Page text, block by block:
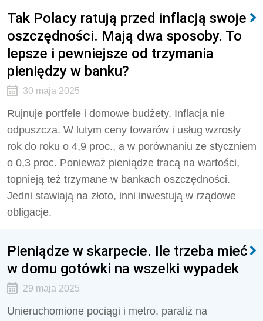
Tak Polacy ratują przed inflacją swoje
oszczędności. Mają dwa sposoby. To
lepsze i pewniejsze od trzymania
pieniędzy w banku?
30 maja 2025
Rujnuje portfele i domowe budżety. Inflacja nie
odpuszcza. W lutym ceny towarów i usług wzrosły
rok do roku o 4,9 proc., a w porównaniu ze styczniem
o 0,3 proc. Ponieważ pieniądze tracą na wartości,
topnieją też trzymane w bankach oszczędności.
Jedni stawiają na złoto, inni inwestują w rządowe
obligacje.
Pieniądze w skarpecie. Ile trzeba mieć
w domu gotówki na wszelki wypadek
29 maja 2025
Unieruchomione pociągi i metro, paraliż na